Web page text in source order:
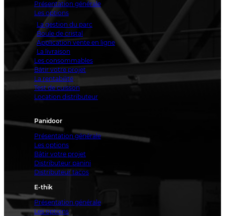
Présentation générale
Les options
La gestion du parc
Boule de cristal
Application vente en ligne
La livraison
Les consommables
Bâtir votre projet
La rentabilité
Test de cuisson
Location distributeur
Panidoor
Présentation générale
Les options
Bâtir votre projet
Distributeur panini
Distributeur tacos
E-thik
Présentation générale
Les options